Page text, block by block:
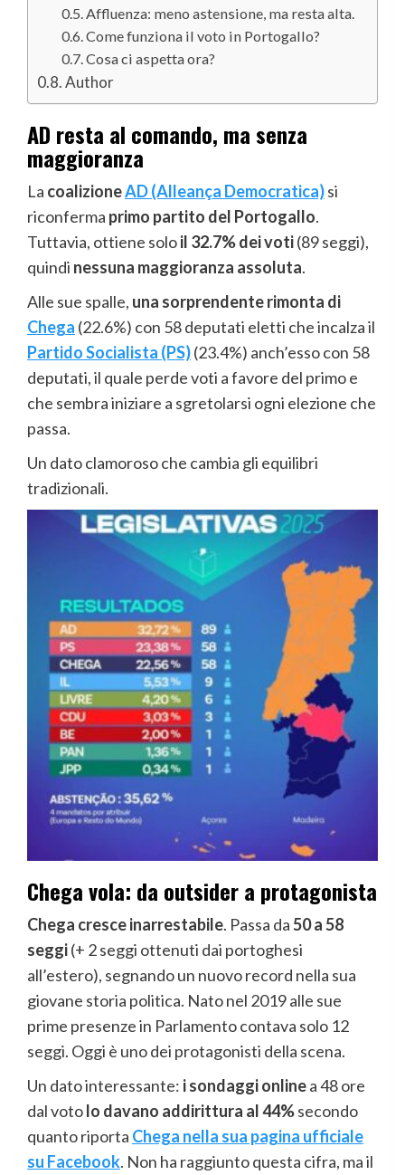
Affluenza: meno astensione, ma resta alta.
Come funziona il voto in Portogallo?
Cosa ci aspetta ora?
Author
AD resta al comando, ma senza
maggioranza
La coalizioneAD (Alleança Democratica)si
riconferma primo partito del Portogallo.
Tuttavia, ottiene soloil 32.7% dei voti(89 seggi),
quindi nessuna maggioranza assoluta.
Alle sue spalle, una sorprendente rimonta di
Chega (22.6%) con 58 deputati eletti che incalza il
Partido Socialista (PS)(23.4%) anch’esso con 58
deputati, il quale perde voti a favore del primo e
che sembra iniziare a sgretolarsi ogni elezione che
passa.
Un dato clamoroso che cambia gli equilibri
tradizionali.
Chega vola: da outsider a protagonista
Chega cresce inarrestabile. Passa da50 a 58
seggi(+ 2 seggi ottenuti dai portoghesi
all’estero), segnando un nuovo record nella sua
giovane storia politica. Nato nel 2019 alle sue
prime presenze in Parlamento contava solo 12
seggi. Oggi è uno dei protagonisti della scena.
Un dato interessante: i sondaggi onlinea 48 ore
dal votolo davano addirittura al 44%secondo
quanto riporta Chega nella sua pagina ufficiale
su Facebook. Non ha raggiunto questa cifra, ma il